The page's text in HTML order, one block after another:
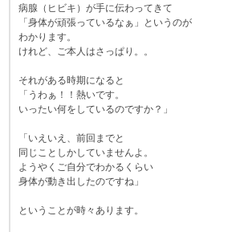
病腺（ヒビキ）が手に伝わってきて
「身体が頑張っているなぁ」というのが
わかります。
けれど、ご本人はさっぱり。。
それがある時期になると
「うわぁ！！熱いです。
いったい何をしているのですか？」
「いえいえ、前回までと
同じことしかしていませんよ。
ようやくご自分でわかるくらい
身体が動き出したのですね」
ということが時々あります。